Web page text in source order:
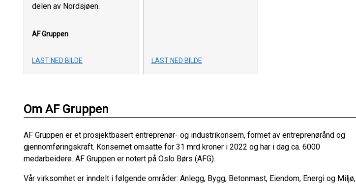
delen av Nordsjøen.
AF Gruppen
LAST NED BILDE LAST NED BILDE
Om AF Gruppen
AF Gruppen er et prosjektbasert entreprenør- og industrikonsern, formet av entreprenørånd og
gjennomføringskraft. Konsernet omsatte for 31 mrd kroner i 2022 og har i dag ca. 6000
medarbeidere. AF Gruppen er notert på Oslo Børs (AFG).
Vår virksomhet er inndelt i følgende områder: Anlegg, Bygg, Betonmast, Eiendom, Energi og Miljø,